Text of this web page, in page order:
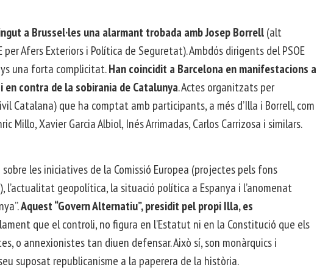
a Brussel·les una alarmant trobada amb Josep Borrell(alt
Afers Exteriors i Política de Seguretat). Ambdós dirigents del PSOE
una forta complicitat.Han coincidit a Barcelona en manifestacions a
en contra de la sobirania de Catalunya. Actes organitzats per
Catalana) que ha comptat amb participants, a més d’Illa i Borrell, com
Millo, Xavier Garcia Albiol, Inés Arrimadas, Carlos Carrizosa i similars.
les iniciatives de la Comissió Europea (projectes pels fons
l’actualitat geopolítica, la situació política a Espanya i l’anomenat
Aquest “Govern Alternatiu”, presidit pel propi Illa, es
que el controli, no figura en l’Estatut ni en la Constitució que els
o annexionistes tan diuen defensar. Això sí, son monàrquics i
suposat republicanisme a la paperera de la història.